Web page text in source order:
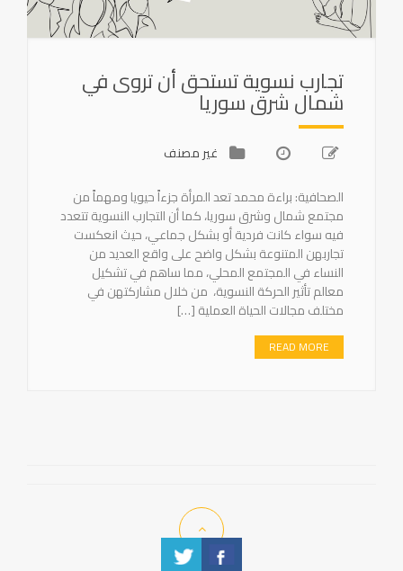
تجارب نسوية تستحق أن تروى في
شمال شرق سوريا
غير مصنف
الصحافية: براءة محمد تعد المرأة جزءاً حيويا ومهماً من
مجتمع شمال وشرق سوريا، كما أن التجارب النسوية تتعدد
فيه سواء كانت فردية أو بشكل جماعي، حيث انعكست
تجاربهن المتنوعة بشكل واضح على واقع العديد من
النساء في المجتمع المحلي، مما ساهم في تشكيل
معالم تأثير الحركة النسوية، من خلال مشاركتهن في
مختلف مجالات الحياة العملية […]
READ MORE